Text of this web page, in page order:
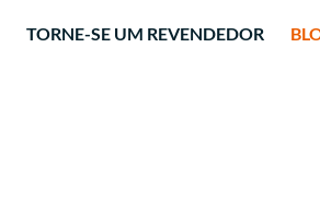
TORNE-SE UM REVENDEDOR